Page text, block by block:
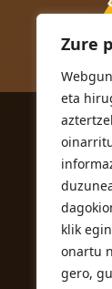
Zure
eta
klik
onartu
gero,